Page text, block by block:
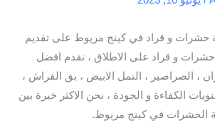
و قراد في كينج مريوط على تقديم
و قراد على الاطلاق ، نقدم افضل
، الصراصير ، النمل الابيض ، بق الفراش ،
الكفاءة و الجودة ، نحن الاكثر خبرة بين
الحشرات في كينج مريوط.